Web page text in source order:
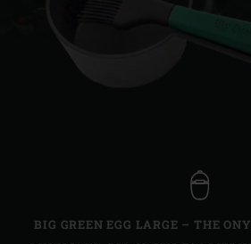
BIG GREEN EGG LARGE – THE